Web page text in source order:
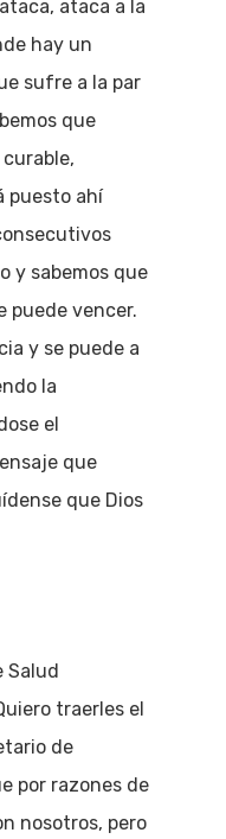
ataca a la
hay un
sufre a la par
que
puesto ahí
y sabemos que
puede vencer.
y se puede a
la
el
que
que Dios
Salud
traerles el
de
por razones de
nosotros, pero